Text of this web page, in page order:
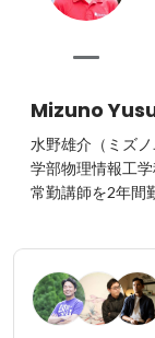
Mizuno
水野雄介（ミズ
学部物理情報工
常勤講師を2年間